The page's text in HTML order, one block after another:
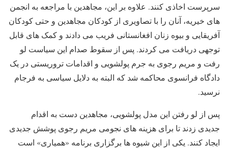
سرپرست اخاذی کنند. علاوه بر این، مجاهدین با مراجعه به انجمن
های خیریه، آنان را با تصاویری از کودکان مجاهدین و حتی کودکان
آفریقایی و بیوه زنان افغانستانی فریب می دادند و کمک های قابل
توجهی دریافت می کردند. پس از سقوط صدام این سیاست لو
رفت و مریم رجوی به جرم پولشویی و اقدامات تروریستی در یک
دادگاه فرانسوی محاکمه شد که البته به دلایل سیاسی به فرجام
نرسید.
پس از لو رفتن این مدل پولشویی، مجاهدین دست به اقدام
جدیدی زدند تا برای هزینه های نجومی مریم رجوی پوشش جدیدی
ایجاد کنند. یکی از این شیوه ها برگزاری برنامه «همیاری» است